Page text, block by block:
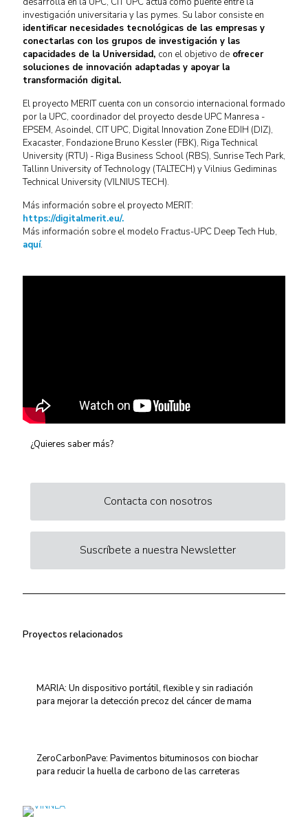
investigación universitaria y las pymes. Su labor consiste en
identificar necesidades tecnológicas de las empresas y
conectarlas con los grupos de investigación y las
capacidades de la Universidad, con el objetivo de ofrecer
soluciones de innovación adaptadas y apoyar la
transformación digital.
El proyecto MERIT cuenta con un consorcio internacional formado
por la UPC, coordinador del proyecto desde UPC Manresa -
EPSEM, Asoindel, CIT UPC, Digital Innovation Zone EDIH (DIZ),
Exacaster, Fondazione Bruno Kessler (FBK), Riga Technical
University (RTU) - Riga Business School (RBS), Sunrise Tech Park,
Tallinn University of Technology (TALTECH) y Vilnius Gediminas
Technical University (VILNIUS TECH).
Más información sobre el proyecto MERIT:
https://digitalmerit.eu/.
Más información sobre el modelo Fractus-UPC Deep Tech Hub,
aquí.
¿Quieres saber más?
Contacta con nosotros
Suscríbete a nuestra Newsletter
Proyectos relacionados
MARIA: Un dispositivo portátil, flexible y sin radiación
para mejorar la detección precoz del cáncer de mama
ZeroCarbonPave: Pavimentos bituminosos con biochar
para reducir la huella de carbono de las carreteras